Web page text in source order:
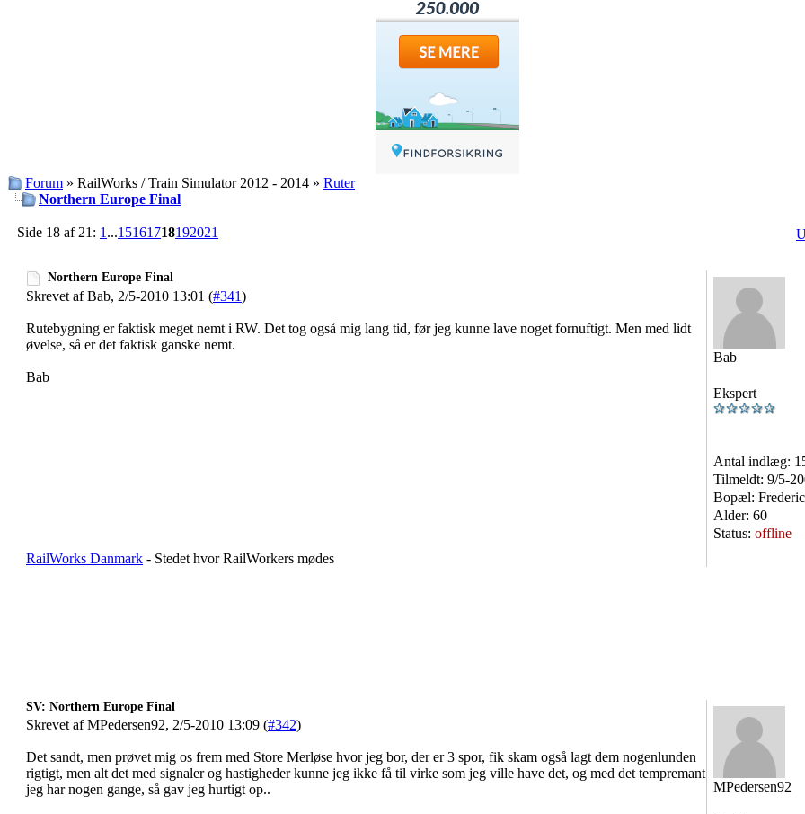
Forum » RailWorks / Train Simulator 2012 - 2014 » Ruter
Northern Europe Final
Side 18 af 21: 1 ...15161718192021
Northern Europe Final
Skrevet af Bab, 2/5-2010 13:01 (#341)
Rutebygning er faktisk meget nemt i RW. Det tog også mig lang tid, før jeg kunne lave noget fornuftigt. Men med lidt
øvelse, så er det faktisk ganske nemt.
Bab
Bab
Ekspert
Antal indlæg:
Tilmeldt: 9/5-
Bopæl:
Alder: 60
Status: offline
RailWorks Danmark - Stedet hvor RailWorkers mødes
SV: Northern Europe Final
Skrevet af MPedersen92, 2/5-2010 13:09 (#342)
Det sandt, men prøvet mig os frem med Store Merløse hvor jeg bor, der er 3 spor, fik skam også lagt dem nogenlunden
rigtigt, men alt det med signaler og hastigheder kunne jeg ikke få til virke som jeg ville have det, og med det tempremant
jeg har nogen gange, så gav jeg hurtigt op..
MPedersen92